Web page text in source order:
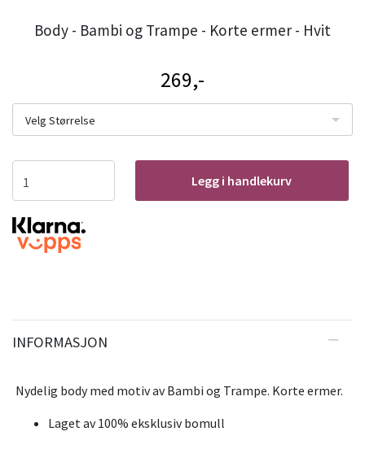
Body - Bambi og Trampe - Korte ermer - Hvit
269,-
Velg Størrelse
Legg i handlekurv
INFORMASJON
Nydelig body med motiv av Bambi og Trampe. Korte ermer.
Laget av 100% eksklusiv bomull